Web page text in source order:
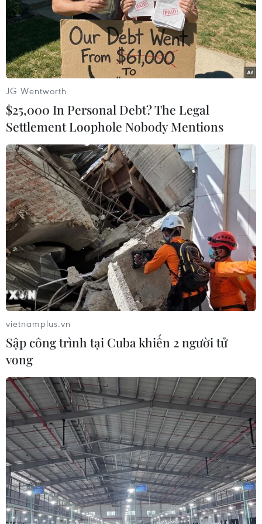
Sơn La: Bắt giữ một đối tượng thu gần 1kg
ma túy tổng hợp
02/01/2021 14:51
Lực lượng Công an Sơn La đã thu giữ tang vật gồm:
975, 95g ma túy tổng hợp, hơn 40 triệu đồng, 1 xe ôtô
và một số vật chứng liên quan khác.
Lào Cai bắt đối tượng vận chuyển trái
phép 66.000 viên ma túy tổng hợp
04/01/2021 02:34
JG Wentworth
$25,000 In Personal Debt? The Legal
Settlement Loophole Nobody Mentions
vietnamplus.vn
Sập công trình tại Cuba khiến 2 người tử
vong